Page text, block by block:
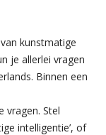
kunstmatige
je allerlei vragen
Binnen een
vragen. Stel
intelligentie’, of